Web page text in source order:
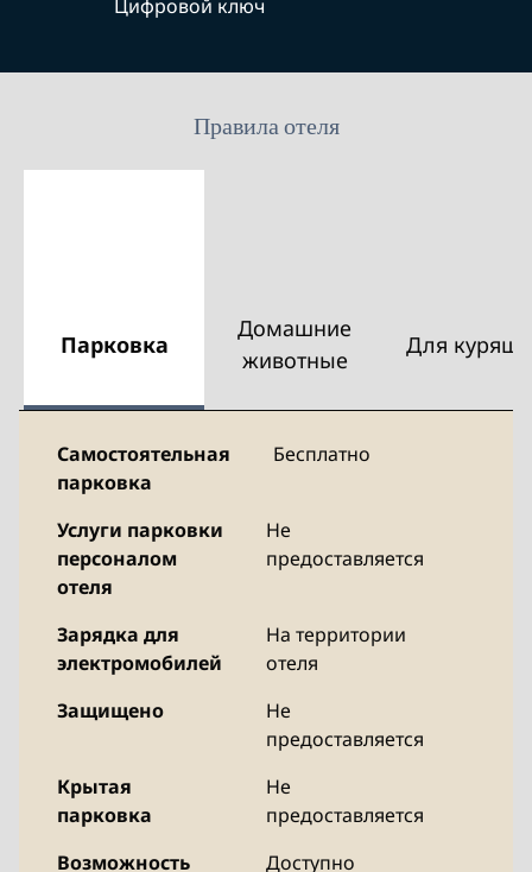
Цифровой ключ
Правила отеля
Парковка
Домашние
животные
Для
Самостоятельная
парковка
Бесплатно
Услуги парковки
персоналом
отеля
Не
предоставляется
Зарядка для
электромобилей
На территории
отеля
Защищено
Не
предоставляется
Крытая
парковка
Не
предоставляется
Возможность
Доступно